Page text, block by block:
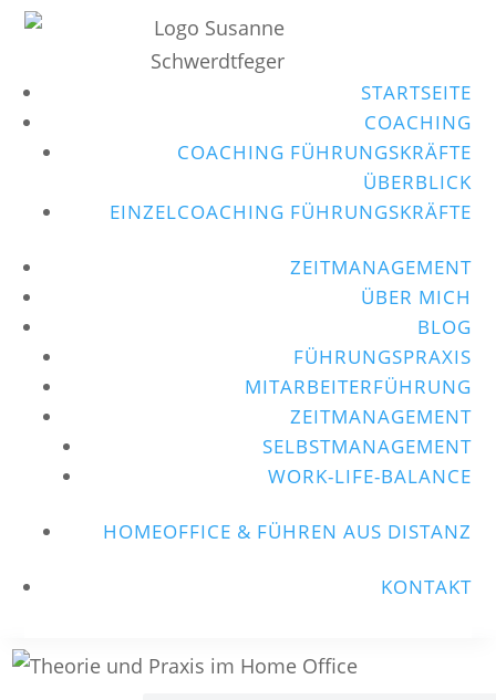
STARTSEITE
COACHING
COACHING FÜHRUNGSKRÄFTE
ÜBERBLICK
EINZELCOACHING FÜHRUNGSKRÄFTE
ZEITMANAGEMENT
ÜBER MICH
BLOG
FÜHRUNGSPRAXIS
MITARBEITERFÜHRUNG
ZEITMANAGEMENT
SELBSTMANAGEMENT
WORK-LIFE-BALANCE
HOMEOFFICE & FÜHREN AUS DISTANZ
KONTAKT